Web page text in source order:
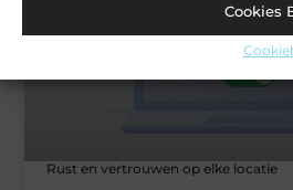
Cookies
Rust en vertrouwen op elke locatie